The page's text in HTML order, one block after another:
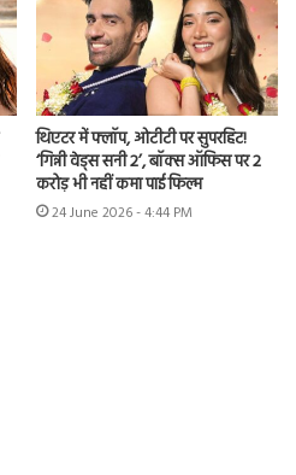
थिएटर में फ्लॉप, ओटीटी पर सुपरहिट!
‘गिन्नी वेड्स सनी 2’, बॉक्स ऑफिस पर 2
करोड़ भी नहीं कमा पाई फिल्म
24 June 2026 - 4:44 PM